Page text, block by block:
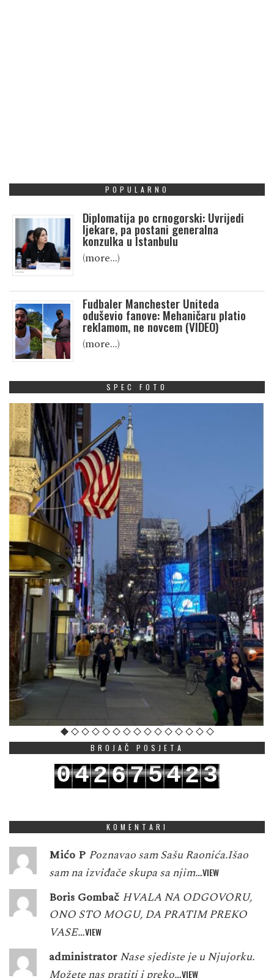
POPULARNO
Diplomatija po crnogorski: Uvrijedi
ljekare, pa postani generalna
konzulka u Istanbulu
(more…)
Fudbaler Manchester Uniteda
oduševio fanove: Mehaničaru platio
reklamom, ne novcem (VIDEO)
(more…)
SPEC FOTO
BROJAČ POSJETA
042675423
KOMENTARI
Mićo P Poznavao sam Sašu Raonića.Išao
sam na izviđače skupa sa njim…VIEW
Boris Gombač HVALA NA ODGOVORU,
ONO STO MOGU, DA PRATIM PREKO
VASE…VIEW
administrator Nase sjediste je u Njujorku.
VIEW